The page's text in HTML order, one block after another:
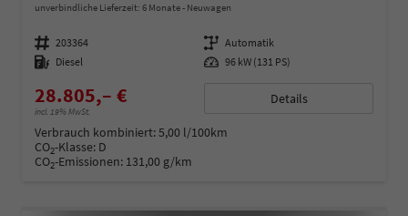
unverbindliche Lieferzeit: 6 Monate Neuwagen
Fahrzeugnummer 203364 Getriebe Automatik
Kraftstoff Diesel Leistung 96 kW (131 PS)
28.805,– €
incl. 19% MwSt.
Details
Verbrauch kombiniert:5,00 l/100km
CO2-Klasse: D
CO2-Emissionen: 131,00 g/km